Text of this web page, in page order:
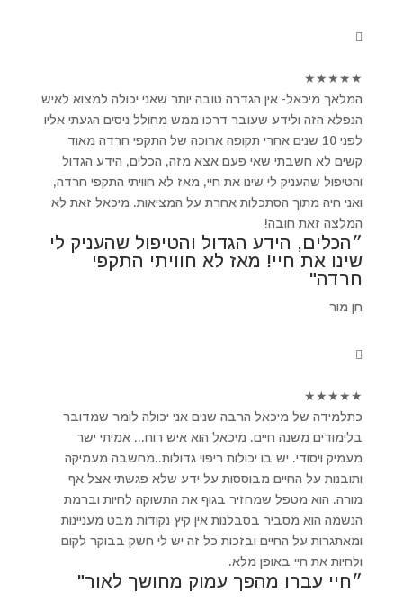
★
★
★
★
★
המלאך מיכאל- אין הגדרה טובה יותר שאני יכולה למצוא לאיש
הנפלא הזה ולידע שעובר דרכו ממש מחולל ניסים הגעתי אליו
לפני 10 שנים אחרי תקופה ארוכה של התקפי חרדה מאוד
קשים לא חשבתי שאי פעם אצא מזה, הכלים, הידע הגדול
והטיפול שהעניק לי שינו את חיי, מאז לא חוויתי התקפי חרדה,
ואני חיה מתוך הסתכלות אחרת על המציאות. מיכאל זאת לא
המלצה זאת חובה!
״הכלים, הידע הגדול והטיפול שהעניק לי
שינו את חיי! מאז לא חוויתי התקפי
חרדה"
חן מור
★
★
★
★
★
כתלמידה של מיכאל הרבה שנים אני יכולה לומר שמדובר
בלימודים משנה חיים. מיכאל הוא איש רוח... אמיתי ישר
מעמיק ויסודי. יש בו יכולות ריפוי גדולות..מחשבה מעמיקה
ותובנות על החיים מבוססות על ידע שלא פגשתי אצל אף
מורה. הוא מטפל שמחזיר בגוף את התשוקה לחיות וברמת
הנשמה הוא מסביר בסבלנות אין קיץ נקודות מבט מעניינות
ומאתגרות על החיים ובזכות כל זה יש לי חשק בבוקר לקום
ולחיות את חיי באופן מלא.
״חיי עברו מהפך עמוק מחושך לאור"